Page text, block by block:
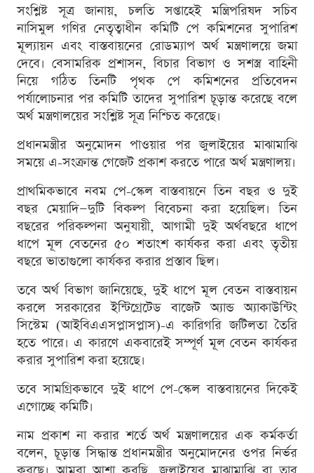
সংশ্লিষ্ট সূত্র জানায়, চলতি সপ্তাহেই মন্ত্রিপরিষদ সচিব
নাসিমুল গণির নেতৃত্বাধীন কমিটি পে কমিশনের সুপারিশ
মূল্যায়ন এবং বাস্তবায়নের রোডম্যাপ অর্থ মন্ত্রণালয়ে জমা
দেবে। বেসামরিক প্রশাসন, বিচার বিভাগ ও সশস্ত্র বাহিনী
নিয়ে গঠিত তিনটি পৃথক পে কমিশনের প্রতিবেদন
পর্যালোচনার পর কমিটি তাদের সুপারিশ চূড়ান্ত করেছে বলে
অর্থ মন্ত্রণালয়ের সংশ্লিষ্ট সূত্র নিশ্চিত করেছে।
প্রধানমন্ত্রীর অনুমোদন পাওয়ার পর জুলাইয়ের মাঝামাঝি
সময়ে এ-সংক্রান্ত গেজেট প্রকাশ করতে পারে অর্থ মন্ত্রণালয়।
প্রাথমিকভাবে নবম পে-স্কেল বাস্তবায়নে তিন বছর ও দুই
বছর মেয়াদি—দুটি বিকল্প বিবেচনা করা হয়েছিল। তিন
বছরের পরিকল্পনা অনুযায়ী, আগামী দুই অর্থবছরে ধাপে
ধাপে মূল বেতনের ৫০ শতাংশ কার্যকর করা এবং তৃতীয়
বছরে ভাতাগুলো কার্যকর করার প্রস্তাব ছিল।
তবে অর্থ বিভাগ জানিয়েছে, দুই ধাপে মূল বেতন বাস্তবায়ন
করলে সরকারের ইন্টিগ্রেটেড বাজেট অ্যান্ড অ্যাকাউন্টিং
সিস্টেম (আইবিএএসপ্লাসপ্লাস)-এ কারিগরি জটিলতা তৈরি
হতে পারে। এ কারণে একবারেই সম্পূর্ণ মূল বেতন কার্যকর
করার সুপারিশ করা হয়েছে।
তবে সামগ্রিকভাবে দুই ধাপে পে-স্কেল বাস্তবায়নের দিকেই
এগোচ্ছে কমিটি।
নাম প্রকাশ না করার শর্তে অর্থ মন্ত্রণালয়ের এক কর্মকর্তা
বলেন, চূড়ান্ত সিদ্ধান্ত প্রধানমন্ত্রীর অনুমোদনের ওপর নির্ভর